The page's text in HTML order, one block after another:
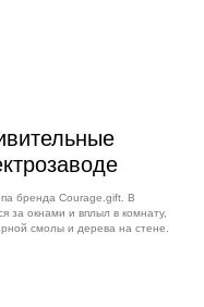
бренда Courage.gift. В
за окнами и вплыл в комнату,
смолы и дерева на стене.